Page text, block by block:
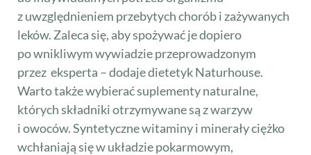
z uwzględnieniem przebytych chorób i zażywanych
leków. Zaleca się, aby spożywać je dopiero
po wnikliwym wywiadzie przeprowadzonym
przez eksperta – dodaje dietetyk Naturhouse.
Warto także wybierać suplementy naturalne,
których składniki otrzymywane są z warzyw
i owoców. Syntetyczne witaminy i minerały ciężko
wchłaniają się w układzie pokarmowym,